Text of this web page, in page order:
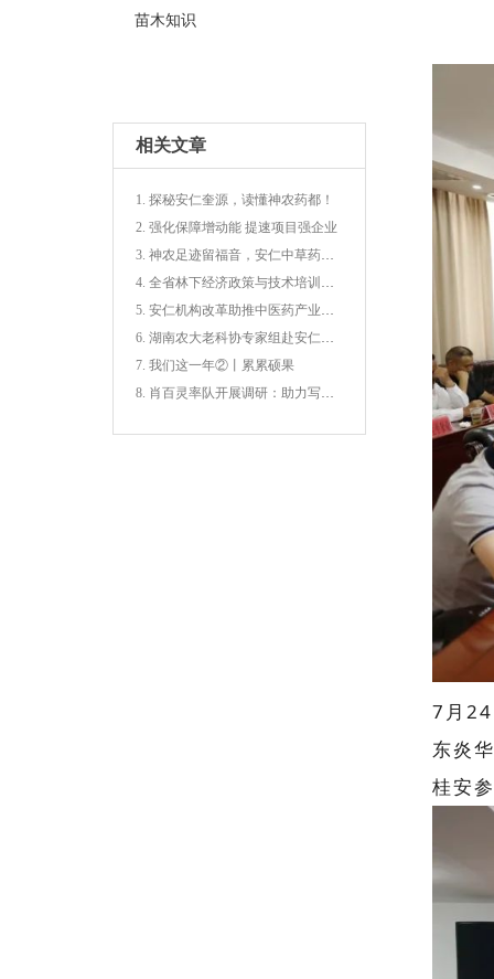
苗木知识
相关文章
1. 探秘安仁奎源，读懂神农药都！
2. 强化保障增动能 提速项目强企业
3. 神农足迹留福音，安仁中草药香飘天下
4. 全省林下经济政策与技术培训会在我县召开
5. 安仁机构改革助推中医药产业高质量发展
6. 湖南农大老科协专家组赴安仁调研 科技赋能中药材产业助力乡村振兴
7. 我们这一年②丨累累硕果
8. 肖百灵率队开展调研：助力写好中医药文化与文旅融合的“湖南答卷”
7月24
东炎
桂安